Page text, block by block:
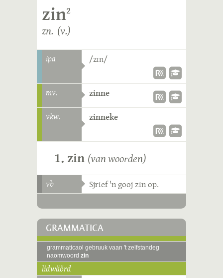
zin2
zn. (v.)
ipa /zɪn/
mv.
zinne
vkw.
zinneke
1. zin (van woorden)
vb Sjrief 'n gooj zin op.
GRAMMATICA
grammaticaol gebruuk vaan 't zelfstandeg
naomwoord zin
lidwäörd